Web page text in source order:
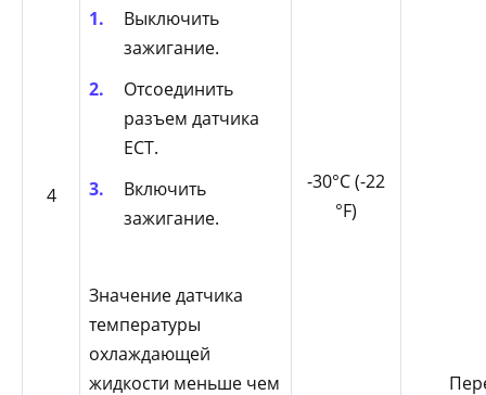
4
Выключить
зажигание.
Отсоединить
разъем датчика
ECT.
Включить
зажигание.
Значение датчика
температуры
охлаждающей
жидкости меньше чем
-30°С (-22
°F)